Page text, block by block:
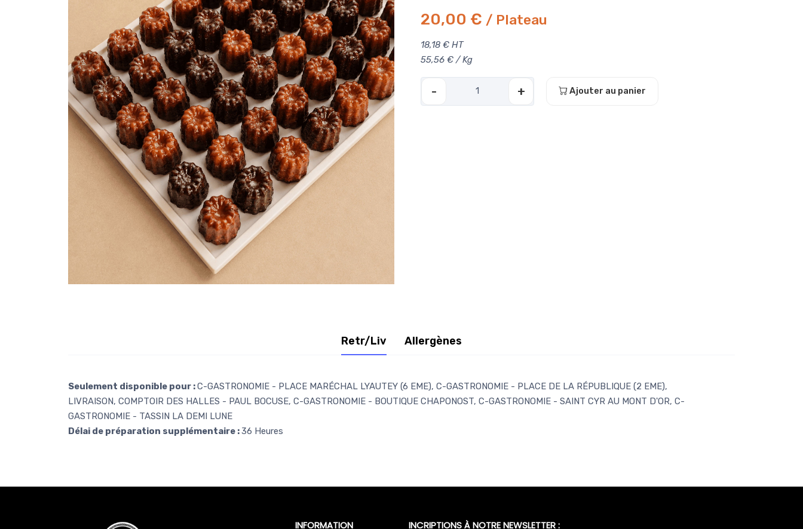
20,00 € / Plateau
18,18 € HT
55,56 € / Kg
- + Ajouter au panier
Retr/Liv Allergènes
Seulement disponible pour :C-GASTRONOMIE - PLACE MARÉCHAL LYAUTEY (6 EME), C-GASTRONOMIE - PLACE DE LA RÉPUBLIQUE (2 EME),
LIVRAISON, COMPTOIR DES HALLES - PAUL BOCUSE, C-GASTRONOMIE - BOUTIQUE CHAPONOST, C-GASTRONOMIE - SAINT CYR AU MONT D'OR, C-
GASTRONOMIE - TASSIN LA DEMI LUNE
Délai de préparation supplémentaire :36 Heures
INFORMATION INCRIPTIONS À NOTRE NEWSLETTER :